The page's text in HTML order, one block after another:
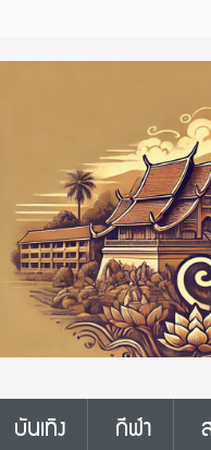
บันเทิง กีฬา